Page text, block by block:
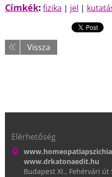
Címkék: fizika | jel |
Vissza
Elérhetőség
www.drkatonaedit.hu
Budapest XI., Fehérvári út